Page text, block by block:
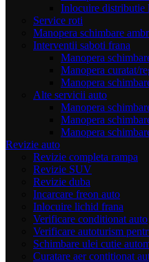
Inlocuire distributie
Service roti
Manopera schimbare
Interventii saboti frana
Manopera
Manopera curatat/
Manopera
Alte servicii auto
Manopera
Manopera
Manopera
Revizie auto
Revizie completa rampa
Revizie SUV
Revizie duba
Incarcare freon auto
Inlocuire lichid frana
Verificare conditionat auto
Verificare autoturism
Schimbare ulei cutie
Curatare aer contitionat